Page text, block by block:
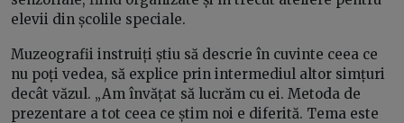
elevii din școlile speciale.
Muzeografii instruiți știu să descrie în cuvinte ceea ce
nu poți vedea, să explice prin intermediul altor simțuri
decât văzul. „Am învățat să lucrăm cu ei. Metoda de
prezentare a tot ceea ce știm noi e diferită. Tema este